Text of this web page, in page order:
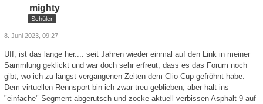
mighty
Schüler
8. Juni 2023, 09:27
Uff, ist das lange her.... seit Jahren wieder einmal auf den Link in meiner
Sammlung geklickt und war doch sehr erfreut, dass es das Forum noch
gibt, wo ich zu längst vergangenen Zeiten dem Clio-Cup gefröhnt habe.
Dem virtuellen Rennsport bin ich zwar treu geblieben, aber halt ins
"einfache" Segment abgerutsch und zocke aktuell verbissen Asphalt 9 auf